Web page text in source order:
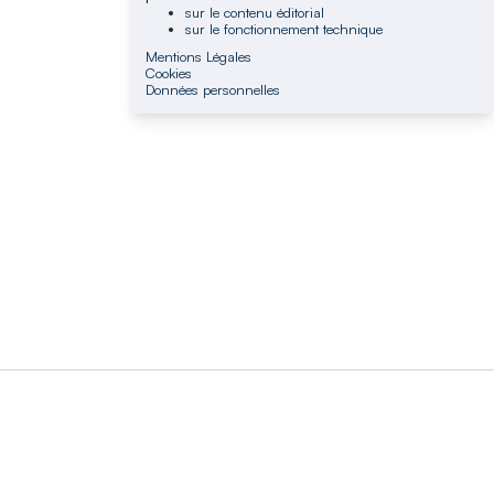
sur le contenu éditorial
sur le fonctionnement technique
Mentions Légales
Cookies
Données personnelles